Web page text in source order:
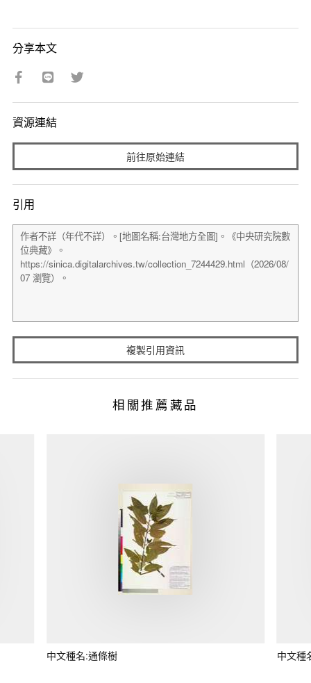
分享本文
資源連結
前往原始連結
引用
複製引用資訊
相關推薦藏品
中文種名:通條樹 中文種